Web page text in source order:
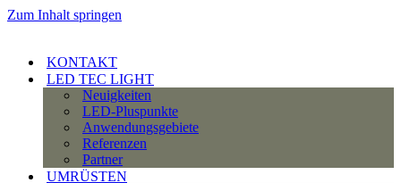
Zum Inhalt springen
KONTAKT
LED TEC LIGHT
Neuigkeiten
LED-Pluspunkte
Anwendungsgebiete
Referenzen
Partner
UMRÜSTEN